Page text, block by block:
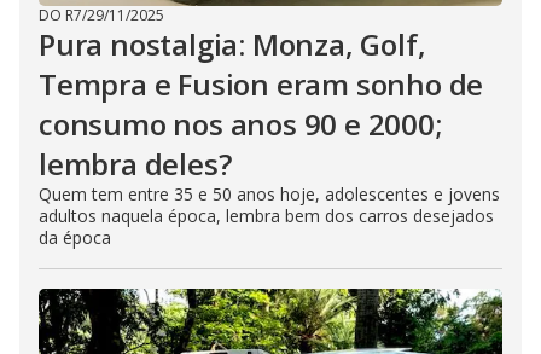
DO R7/29/11/2025
Pura nostalgia: Monza, Golf,
Tempra e Fusion eram sonho de
consumo nos anos 90 e 2000;
lembra deles?
Quem tem entre 35 e 50 anos hoje, adolescentes e jovens
adultos naquela época, lembra bem dos carros desejados
da época